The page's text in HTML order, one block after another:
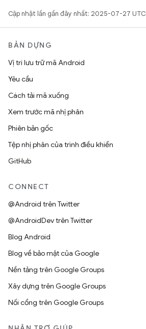
Cập nhật lần gần đây nhất: 2025-07-27 UTC.
BẢN DỰNG
Vị trí lưu trữ mã Android
Yêu cầu
Cách tải mã xuống
Xem trước mã nhị phân
Phiên bản gốc
Tệp nhị phân của trình điều khiển
GitHub
CONNECT
@Android trên Twitter
@AndroidDev trên Twitter
Blog Android
Blog về bảo mật của Google
Nền tảng trên Google Groups
Xây dựng trên Google Groups
Nối cổng trên Google Groups